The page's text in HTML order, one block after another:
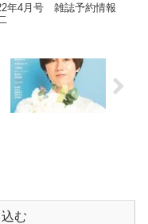
年4月号 雑誌予約情報
む